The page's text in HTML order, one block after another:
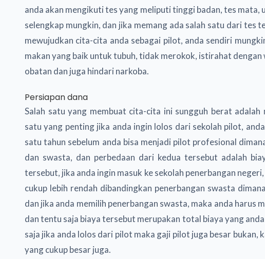
anda akan mengikuti tes yang meliputi tinggi badan, tes mata,
selengkap mungkin, dan jika memang ada salah satu dari tes
mewujudkan cita-cita anda sebagai pilot, anda sendiri
makan yang baik untuk tubuh, tidak merokok, istirahat
obatan dan juga hindari narkoba.
Persiapan dana
Salah satu yang membuat cita-cita ini sungguh berat adalah
satu yang penting jika anda ingin lolos dari sekolah pilot,
satu tahun sebelum anda bisa menjadi pilot profesional
dan swasta, dan perbedaan dari kedua tersebut adalah
tersebut, jika anda ingin masuk ke sekolah penerbangan
cukup lebih rendah dibandingkan penerbangan swasta
dan jika anda memilih penerbangan swasta, maka anda harus
dan tentu saja biaya tersebut merupakan total biaya yang
saja jika anda lolos dari pilot maka gaji pilot juga besar bukan,
yang cukup besar juga.